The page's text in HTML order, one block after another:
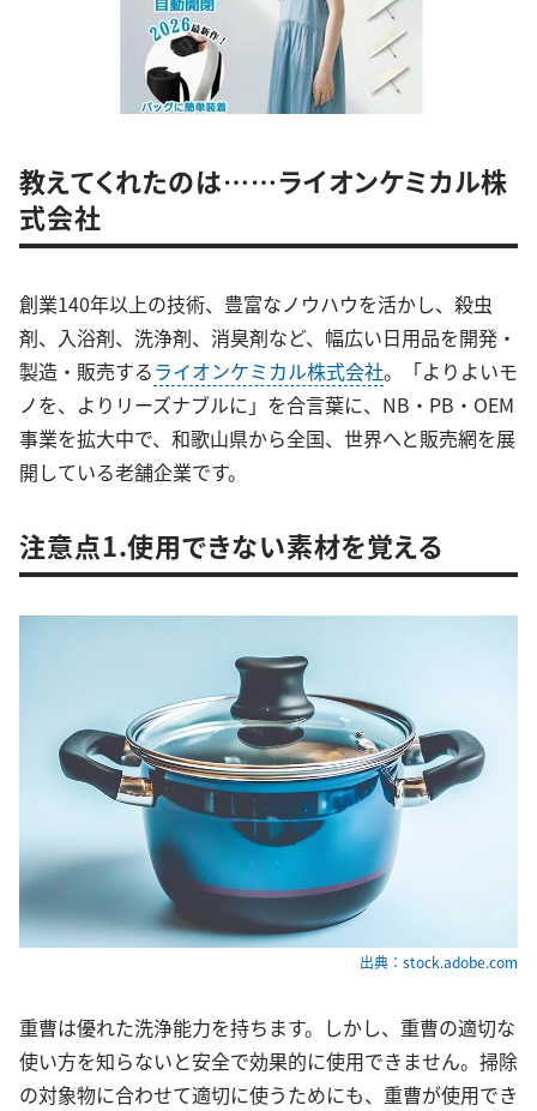
教えてくれたのは……ライオンケミカル株
式会社
創業140年以上の技術、豊富なノウハウを活かし、殺虫
剤、入浴剤、洗浄剤、消臭剤など、幅広い日用品を開発・
製造・販売するライオンケミカル株式会社。「よりよいモ
ノを、よりリーズナブルに」を合言葉に、NB・PB・OEM
事業を拡大中で、和歌山県から全国、世界へと販売網を展
開している老舗企業です。
注意点1.使用できない素材を覚える
出典：stock.adobe.com
重曹は優れた洗浄能力を持ちます。しかし、重曹の適切な
使い方を知らないと安全で効果的に使用できません。掃除
の対象物に合わせて適切に使うためにも、重曹が使用でき